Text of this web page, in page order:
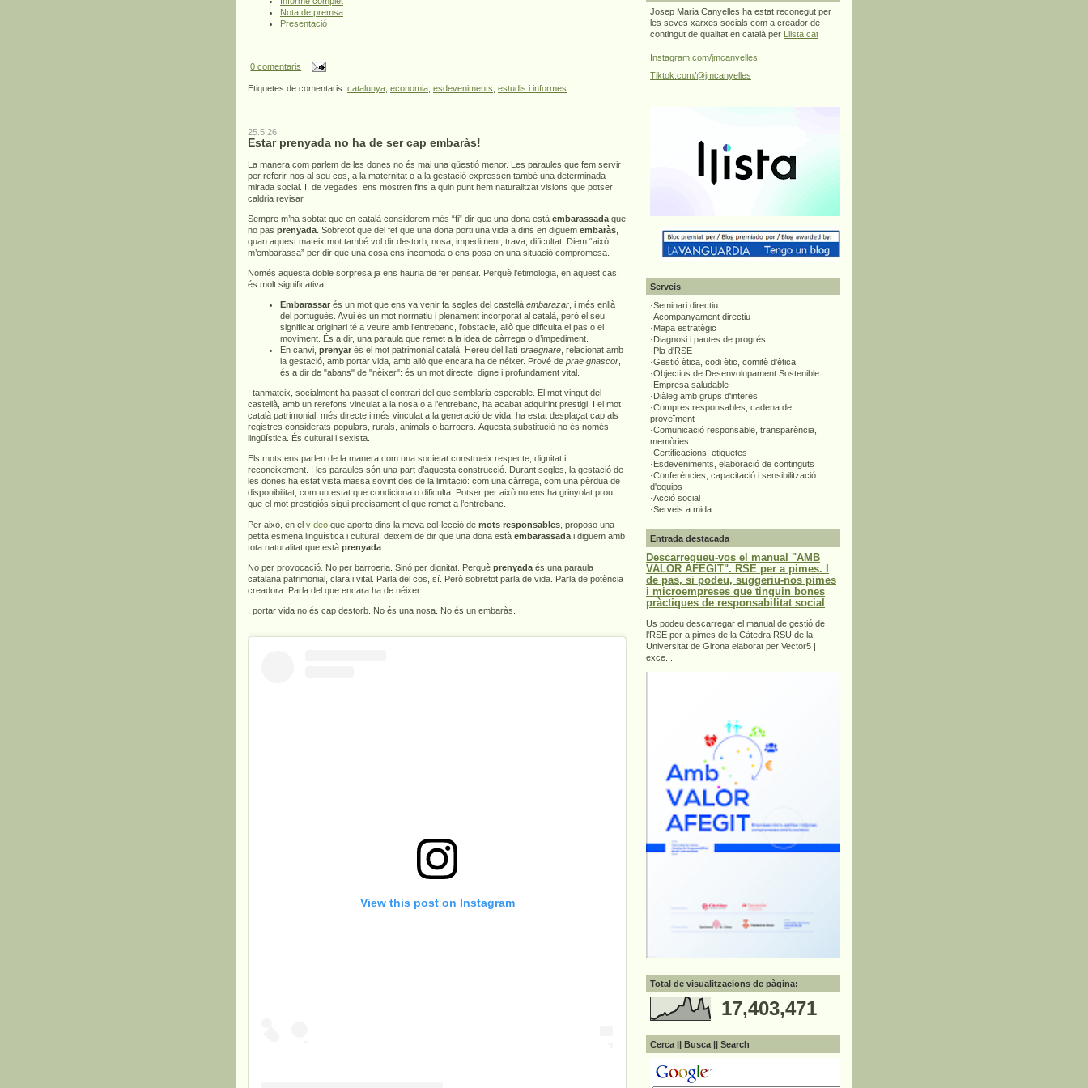
Nota de premsa
Presentació
0 comentaris
Etiquetes de comentaris: catalunya economia esdeveniments estudis i informes
25.5.26
Estar prenyada no ha de ser cap embaràs!
La manera com parlem de les dones no és mai una qüestió menor. Les paraules que fem servir
per referir-nos al seu cos, a la maternitat o a la gestació expressen també una determinada
mirada social. I, de vegades, ens mostren fins a quin punt hem naturalitzat visions que potser
caldria revisar.
Sempre m’ha sobtat que en català considerem més “fi” dir que una dona està embarassada que
no pas prenyada . Sobretot que del fet que una dona porti una vida a dins en diguem embaràs
quan aquest mateix mot també vol dir destorb, nosa, impediment, trava, dificultat. Diem “això
m’embarassa” per dir que una cosa ens incomoda o ens posa en una situació compromesa.
Només aquesta doble sorpresa ja ens hauria de fer pensar. Perquè l’etimologia, en aquest cas,
és molt significativa.
Embarassar és un mot que ens va venir fa segles del castellà embarazar , i més enllà
del portuguès. Avui és un mot normatiu i plenament incorporat al català, però el seu
significat originari té a veure amb l’entrebanc, l’obstacle, allò que dificulta el pas o el
moviment. És a dir, una paraula que remet a la idea de càrrega o d’impediment.
En canvi, prenyar és el mot patrimonial català. Hereu del llatí praegnare , relacionat amb
la gestació, amb portar vida, amb allò que encara ha de néixer. Prové de prae gnascor
és a dir de "abans" de "nèixer": és un mot directe, digne i profundament vital.
I tanmateix, socialment ha passat el contrari del que semblaria esperable. El mot vingut del
castellà, amb un rerefons vinculat a la nosa o a l’entrebanc, ha acabat adquirint prestigi. I el mot
català patrimonial, més directe i més vinculat a la generació de vida, ha estat desplaçat cap als
registres considerats populars, rurals, animals o barroers. Aquesta substitució no és només
lingüística. És cultural i sexista.
Els mots ens parlen de la manera com una societat construeix respecte, dignitat i
reconeixement. I les paraules són una part d’aquesta construcció. Durant segles, la gestació de
les dones ha estat vista massa sovint des de la limitació: com una càrrega, com una pèrdua de
disponibilitat, com un estat que condiciona o dificulta. Potser per això no ens ha grinyolat prou
que el mot prestigiós sigui precisament el que remet a l’entrebanc.
Per això, en el vídeo que aporto dins la meva col·lecció de mots responsables , proposo una
petita esmena lingüística i cultural: deixem de dir que una dona està embarassada i diguem amb
tota naturalitat que està prenyada
No per provocació. No per barroeria. Sinó per dignitat. Perquè prenyada és una paraula
catalana patrimonial, clara i vital. Parla del cos, sí. Però sobretot parla de vida. Parla de potència
creadora. Parla del que encara ha de néixer.
I portar vida no és cap destorb. No és una nosa. No és un embaràs.
View this post on Instagram
Josep Maria Canyelles ha estat reconegut per
les seves xarxes socials com a creador de
contingut de qualitat en català per
Llista.cat
Instagram.com/jmcanyelles
Tiktok.com/@jmcanyelles
Serveis
·Seminari directiu
·Acompanyament directiu
·Mapa estratègic
·Diagnosi i pautes de progrés
·Pla d'RSE
·Gestió ètica, codi ètic, comitè d'ètica
·Objectius de Desenvolupament Sostenible
·Empresa saludable
·Diàleg amb grups d'interès
·Compres responsables, cadena de
proveïment
·Comunicació responsable, transparència,
memòries
·Certificacions, etiquetes
·Esdeveniments, elaboració de continguts
·Conferències, capacitació i sensibilització
d'equips
·Acció social
·Serveis a mida
Entrada destacada
Descarregueu-vos el manual "AMB
VALOR AFEGIT". RSE per a pimes. I
de pas, si podeu, suggeriu-nos pimes
i microempreses que tinguin bones
pràctiques de responsabilitat social
Us podeu descarregar el manual de gestió de
l'RSE per a pimes de la Càtedra RSU de la
Universitat de Girona elaborat per Vector5 |
exce...
Total de visualitzacions de pàgina:
17,403,471
Cerca || Busca || Search